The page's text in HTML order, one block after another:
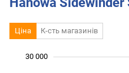
Ціна К-сть магазинів
30 000